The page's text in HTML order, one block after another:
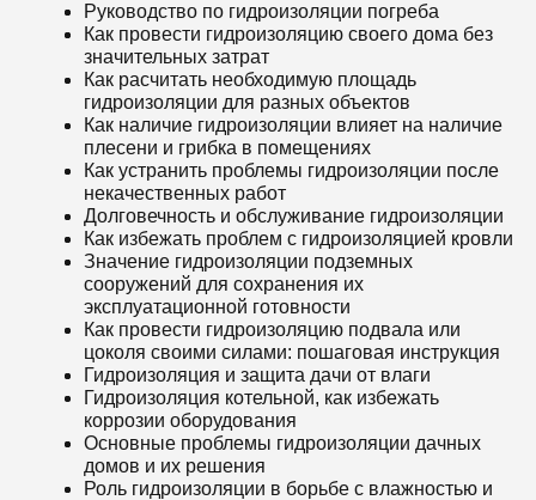
Руководство по гидроизоляции погреба
Как провести гидроизоляцию своего дома без
значительных затрат
Как расчитать необходимую площадь
гидроизоляции для разных объектов
Как наличие гидроизоляции влияет на наличие
плесени и грибка в помещениях
Как устранить проблемы гидроизоляции после
некачественных работ
Долговечность и обслуживание гидроизоляции
Как избежать проблем с гидроизоляцией кровли
Значение гидроизоляции подземных
сооружений для сохранения их
эксплуатационной готовности
Как провести гидроизоляцию подвала или
цоколя своими силами: пошаговая инструкция
Гидроизоляция и защита дачи от влаги
Гидроизоляция котельной, как избежать
коррозии оборудования
Основные проблемы гидроизоляции дачных
домов и их решения
Роль гидроизоляции в борьбе с влажностью и